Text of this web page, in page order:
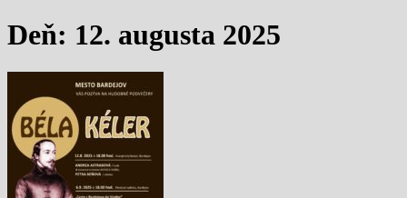
Deň: 12. augusta 2025